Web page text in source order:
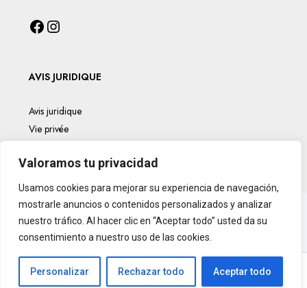
Valoramos tu privacidad
Usamos cookies para mejorar su experiencia de navegación,
mostrarle anuncios o contenidos personalizados y analizar
nuestro tráfico. Al hacer clic en “Aceptar todo” usted da su
consentimiento a nuestro uso de las cookies.
Personalizar Rechazar todo Aceptar todo
InmoParis
AVIS JURIDIQUE
Avis juridique
Vie privée
© InmoParis - Tous droits réservés